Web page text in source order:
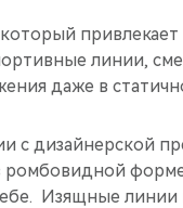
линии,
даже в
с дизайнерской
ромбовидной
Изящные линии